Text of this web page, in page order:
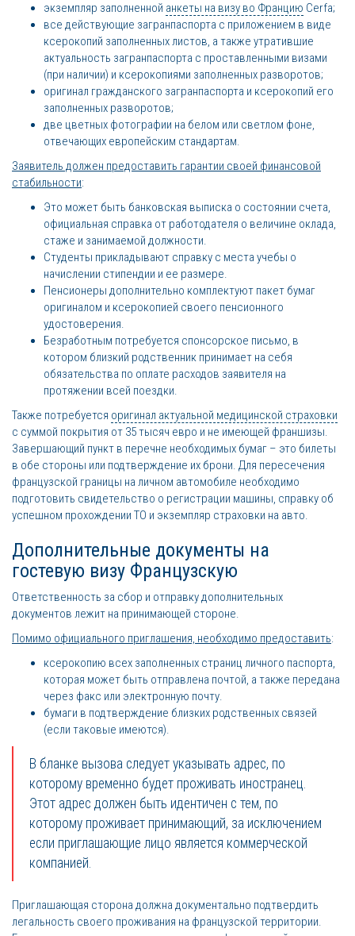
экземпляр заполненной анкеты на визу во Францию Cerfa;
все действующие загранпаспорта с приложением в виде
ксерокопий заполненных листов, а также утратившие
актуальность загранпаспорта с проставленными визами
(при наличии) и ксерокопиями заполненных разворотов;
оригинал гражданского загранпаспорта и ксерокопий его
заполненных разворотов;
две цветных фотографии на белом или светлом фоне,
отвечающих европейским стандартам.
Заявитель должен предоставить гарантии своей финансовой
стабильности:
Это может быть банковская выписка о состоянии счета,
официальная справка от работодателя о величине оклада,
стаже и занимаемой должности.
Студенты прикладывают справку с места учебы о
начислении стипендии и ее размере.
Пенсионеры дополнительно комплектуют пакет бумаг
оригиналом и ксерокопией своего пенсионного
удостоверения.
Безработным потребуется спонсорское письмо, в
котором близкий родственник принимает на себя
обязательства по оплате расходов заявителя на
протяжении всей поездки.
Также потребуется оригинал актуальной медицинской страховки
с суммой покрытия от 35 тысяч евро и не имеющей франшизы.
Завершающий пункт в перечне необходимых бумаг – это билеты
в обе стороны или подтверждение их брони. Для пересечения
французской границы на личном автомобиле необходимо
подготовить свидетельство о регистрации машины, справку об
успешном прохождении ТО и экземпляр страховки на авто.
Дополнительные документы на
гостевую визу Французскую
Ответственность за сбор и отправку дополнительных
документов лежит на принимающей стороне.
Помимо официального приглашения, необходимо предоставить:
ксерокопию всех заполненных страниц личного паспорта,
которая может быть отправлена почтой, а также передана
через факс или электронную почту.
бумаги в подтверждение близких родственных связей
(если таковые имеются).
В бланке вызова следует указывать адрес, по
которому временно будет проживать иностранец.
Этот адрес должен быть идентичен с тем, по
которому проживает принимающий, за исключением
если приглашающие лицо является коммерческой
компанией.
Приглашающая сторона должна документально подтвердить
легальность своего проживания на французской территории.